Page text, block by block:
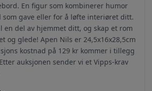
En figur som kombinerer humor
som gave eller for å løfte interiøret ditt.
en del av hjemmet ditt, og skap et rom
og glede! Apen Nils er 24,5x16x28,5cm
kostnad på 129 kr kommer i tillegg
auksjonen sender vi et Vipps-krav